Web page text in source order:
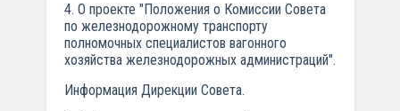
4. О проекте "Положения о Комиссии Совета
по железнодорожному транспорту
полномочных специалистов вагонного
хозяйства железнодорожных администраций".
Информация Дирекции Совета.